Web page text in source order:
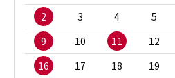
2
3 4 5
9
10 11 12
16
17 18 19